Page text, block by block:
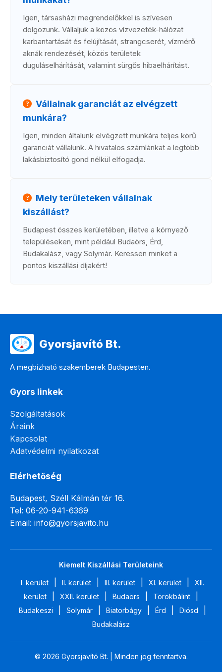
Igen, társasházi megrendelőkkel is szívesen
dolgozunk. Vállaljuk a közös vízvezeték-hálózat
karbantartását és felújítását, strangcserét, vízmérő
aknák rendezését, közös területek
duguláselhárítását, valamint sürgős hibaelhárítást.
Vállalnak garanciát az elvégzett
munkára?
Igen, minden általunk elvégzett munkára teljes körű
garanciát vállalunk. A hivatalos számlánkat a legtöbb
lakásbiztosító gond nélkül elfogadja.
Mely területeken vállalnak
kiszállást?
Budapest összes kerületében, illetve a környező
településeken, mint például Budaörs, Érd,
Budakalász, vagy Solymár. Keressen minket a
pontos kiszállási díjakért!
Gyorsjavító Bt.
A megbízható szakemberek Budapesten.
Gyors linkek
Szolgáltatások
Áraink
Kapcsolat
Adatvédelmi nyilatkozat
Elérhetőség
Budapest, Széll Kálmán tér 16.
Tel: 06-20-941-6369
Email: info@gyorsjavito.hu
Kiemelt Kiszállási Területeink
I. kerület II. kerület III. kerület XI. kerület
XII.
kerület
XXII. kerület Budaörs Törökbálint
Budakeszi Solymár Biatorbágy Érd Diósd
Budakalász
© 2026 Gyorsjavító Bt. | Minden jog fenntartva.